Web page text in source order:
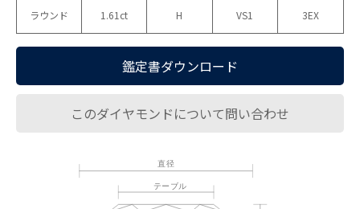
ラウンド 1.61ct H VS1 3EX
鑑定書ダウンロード
このダイヤモンドについて問い合わせ